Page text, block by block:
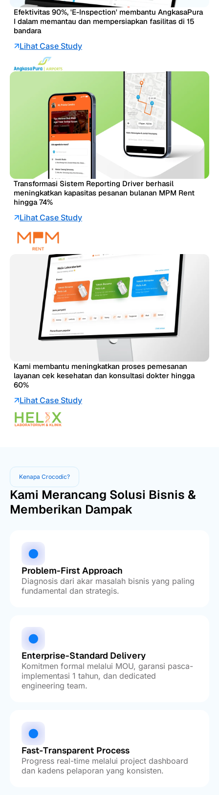
Efektivitas 90%, 'E-Inspection' membantu AngkasaPura
I dalam memantau dan mempersiapkan fasilitas di 15
bandara
Lihat Case Study
Transformasi Sistem Reporting Driver berhasil
meningkatkan kapasitas pesanan bulanan MPM Rent
hingga 74%
Lihat Case Study
Kami membantu meningkatkan proses pemesanan
layanan cek kesehatan dan konsultasi dokter hingga
60%
Lihat Case Study
Kenapa Crocodic?
Kami Merancang Solusi Bisnis &
Memberikan Dampak
Problem-First Approach
Diagnosis dari akar masalah bisnis yang paling
fundamental dan strategis.
Enterprise-Standard Delivery
Komitmen formal melalui MOU, garansi pasca-
implementasi 1 tahun, dan dedicated
engineering team.
Fast-Transparent Process
Progress real-time melalui project dashboard
dan kadens pelaporan yang konsisten.